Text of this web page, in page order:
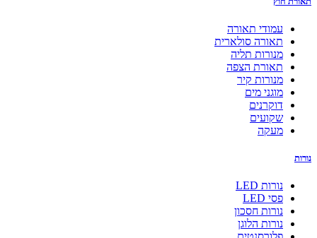
עמודי תאורה
תאורה סולארית
מנורות תליה
תאורת הצפה
מנורות קיר
מוגני מים
דוקרנים
שקועים
מעקה
נורות
נורות LED
פסי LED
נורות חסכון
נורות הלוגן